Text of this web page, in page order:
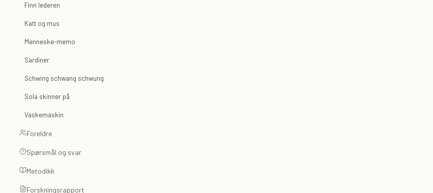
Finn lederen
Katt og mus
Menneske-memo
Sardiner
Schwing schwang schwung
Sola skinner på
Vaskemaskin
Foreldre
Spørsmål og svar
Metodikk
Forskningsrapport